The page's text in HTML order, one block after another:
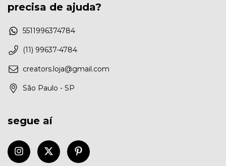
precisa de ajuda?
5511996374784
(11) 99637-4784
creators.loja@gmail.com
São Paulo - SP
segue aí